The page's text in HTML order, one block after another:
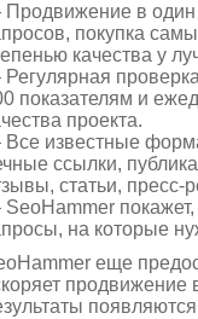
в один
покупка
качества у
показателям и
проекта.
известные
ссылки,
статьи, пресс-
покажет,
на которые
еще
продвижение